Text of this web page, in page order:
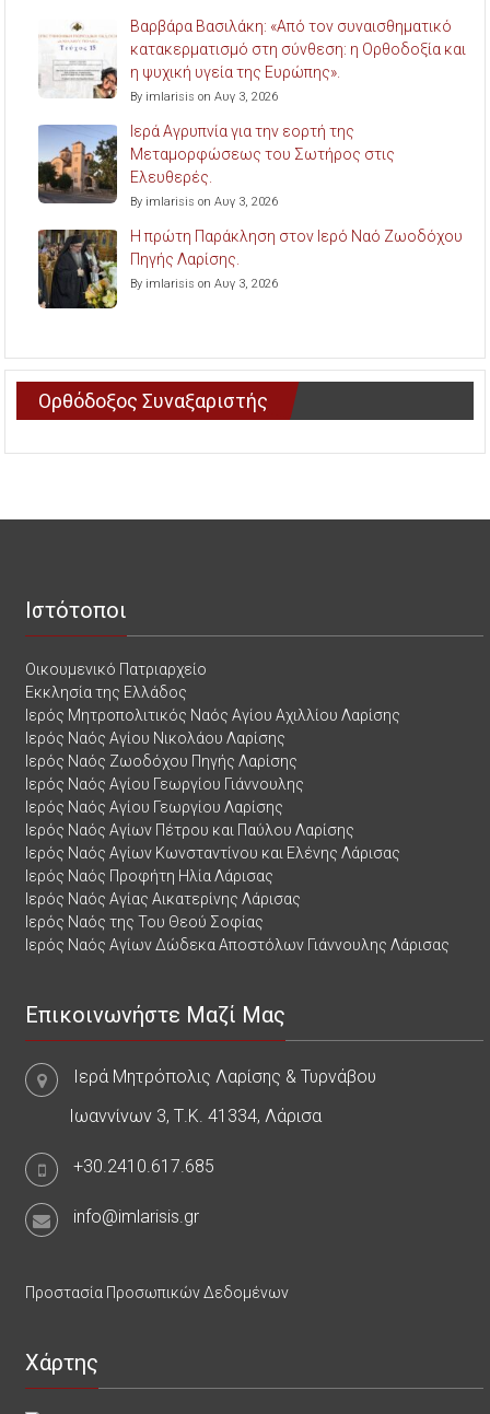
Βαρβάρα Βασιλάκη: «Από τον συναισθηματικό
κατακερματισμό στη σύνθεση: η Ορθοδοξία και
η ψυχική υγεία της Ευρώπης».
By imlarisis on Αυγ 3, 2026
Ιερά Αγρυπνία για την εορτή της
Μεταμορφώσεως του Σωτήρος στις
Ελευθερές.
By imlarisis on Αυγ 3, 2026
Η πρώτη Παράκληση στον Ιερό Ναό Ζωοδόχου
Πηγής Λαρίσης.
By imlarisis on Αυγ 3, 2026
Ορθόδοξος Συναξαριστής
Ιστότοποι
Οικουμενικό Πατριαρχείο
Εκκλησία της Ελλάδος
Ιερός Μητροπολιτικός Ναός Αγίου Αχιλλίου Λαρίσης
Ιερός Ναός Αγίου Νικολάου Λαρίσης
Ιερός Ναός Ζωοδόχου Πηγής Λαρίσης
Ιερός Ναός Αγίου Γεωργίου Γιάννουλης
Ιερός Ναός Αγίου Γεωργίου Λαρίσης
Ιερός Ναός Αγίων Πέτρου και Παύλου Λαρίσης
Ιερός Ναός Αγίων Κωνσταντίνου και Ελένης Λάρισας
Ιερός Ναός Προφήτη Ηλία Λάρισας
Ιερός Ναός Αγίας Αικατερίνης Λάρισας
Ιερός Ναός της Του Θεού Σοφίας
Ιερός Ναός Αγίων Δώδεκα Αποστόλων Γιάννουλης Λάρισας
Επικοινωνήστε Μαζί Μας
Ιερά Μητρόπολις Λαρίσης & Τυρνάβου
Ιωαννίνων 3, Τ.Κ. 41334, Λάρισα
+30.2410.617.685
info@imlarisis.gr
Προστασία Προσωπικών Δεδομένων
Χάρτης